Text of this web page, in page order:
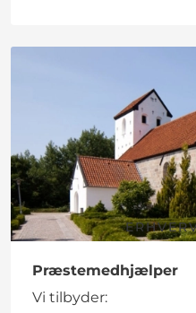
Præstemedhjælper
Vi tilbyder: